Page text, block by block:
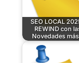
SEO LOCAL
REWIND con
Novedades